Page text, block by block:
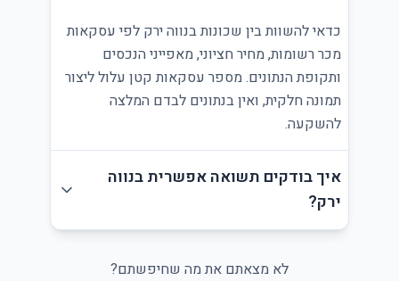
כדאי להשוות בין שכונות בנווה ירק לפי עסקאות
מכר רשומות, מחיר חציוני, מאפייני הנכסים
ותקופת הנתונים. מספר עסקאות קטן עלול ליצור
תמונה חלקית, ואין בנתונים לבדם המלצה
להשקעה.
איך בודקים תשואה אפשרית בנווה
ירק?
לא מצאתם את מה שחיפשתם?